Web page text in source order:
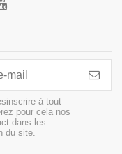
à tout
pour cela nos
dans les
du site.